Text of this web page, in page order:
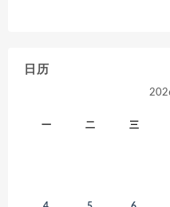
日历
一 二 三